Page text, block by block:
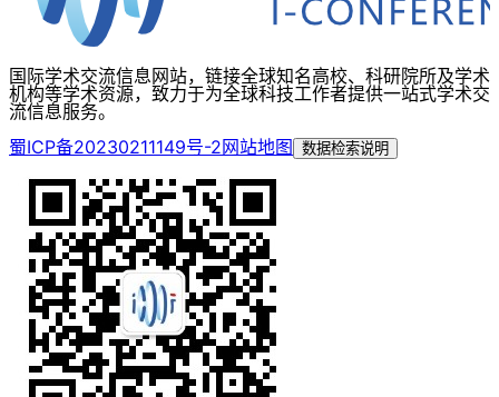
国际学术交流信息网站，链接全球知名高校、科研院所及学术
机构等学术资源，致力于为全球科技工作者提供一站式学术交
流信息服务。
蜀ICP备20230211149号-2网站地图 数据检索说明